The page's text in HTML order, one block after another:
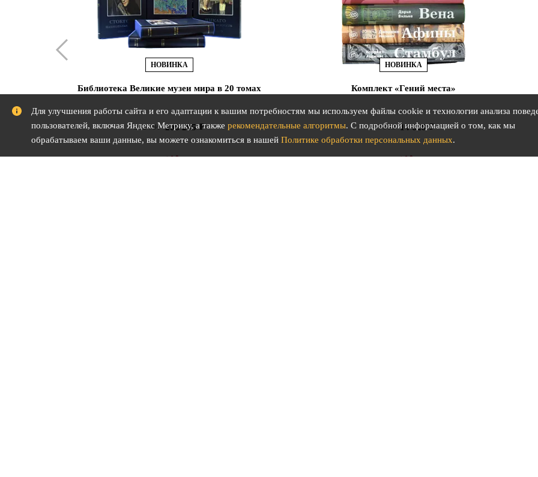
НОВИНКА
Библиотека Великие музеи мира в 20 томах
242 700 206 295
В КОРЗИНУ
НОВИНКА
Комплект «Гений места»
15 900 14 628
В КОРЗИНУ
Для улучшения работы сайта и его адаптации к вашим потребностям мы используем файлы cookie и технологии анализа
пользователей, включая Яндекс Метрику, а также рекомендательные алгоритмы. С подробной информацией о том, как мы
обрабатываем ваши данные, вы можете ознакомиться в нашей Политике обработки персональных данных.